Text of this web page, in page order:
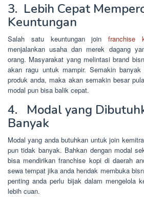
3. Lebih Cepat
Keuntungan
Salah satu keuntungan join franchise
menjalankan usaha dan merek dagang
orang. Masyarakat yang melintasi brand
akan ragu untuk mampir. Semakin
produk anda, maka akan semakin besar
modal pun bisa balik cepat.
4. Modal yang
Banyak
Modal yang anda butuhkan untuk join
pun tidak banyak. Bahkan dengan modal
bisa mendirikan franchise kopi di daerah
sewa tempat jika anda hendak membuka
penting anda perlu bijak dalam mengelola
lebih cuan.